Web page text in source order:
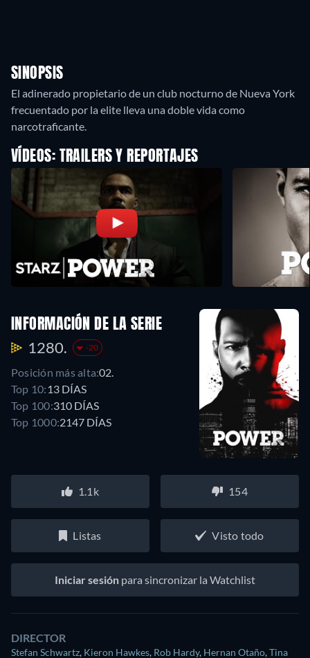
SINOPSIS
El adinerado propietario de un club nocturno de Nueva York
frecuentado por la elite lleva una doble vida como
narcotraficante.
VÍDEOS: TRAILERS Y REPORTAJES
INFORMACIÓN DE LA SERIE
1280. -20
Posición más alta:02.
Top 10: 13 DÍAS
Top 100:310 DÍAS
Top 1000:2147 DÍAS
1.1k 154
Listas Visto todo
Iniciar sesión para sincronizar la Watchlist
DIRECTOR
Stefan Schwartz, Kieron Hawkes, Rob Hardy, Hernan Otaño,Tina